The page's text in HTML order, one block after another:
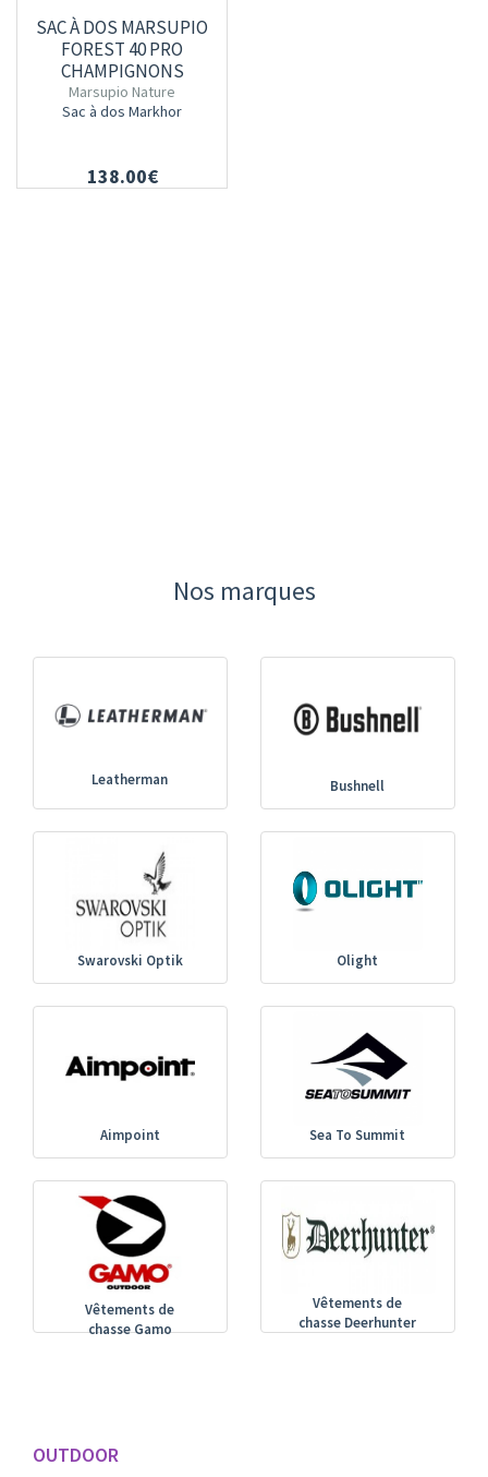
SAC À DOS MARSUPIO
FOREST 40 PRO
CHAMPIGNONS
Marsupio Nature
Sac à dos Markhor
138.00€
Nos marques
Leatherman Bushnell
Swarovski Optik Olight
Aimpoint Sea To Summit
Vêtements de
chasse Gamo
Vêtements de
chasse Deerhunter
OUTDOOR